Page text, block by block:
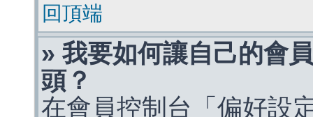
回頂端
» 我要如何讓自己的會
頭？
在會員控制台「偏好設